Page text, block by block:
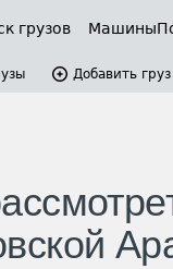
грузов Машины
Добавить груз